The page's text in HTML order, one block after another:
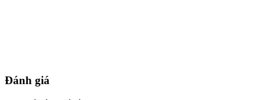
Đánh giá